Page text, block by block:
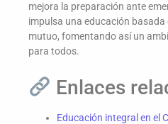
mejora la preparación ante
impulsa una educación basada
mutuo, fomentando así un
para todos.
Enlaces
Educación integral en el